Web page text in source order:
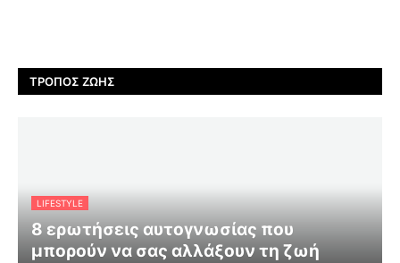
ΤΡΌΠΟΣ ΖΩΉΣ
LIFESTYLE
8 ερωτήσεις αυτογνωσίας που
μπορούν να σας αλλάξουν τη ζωή